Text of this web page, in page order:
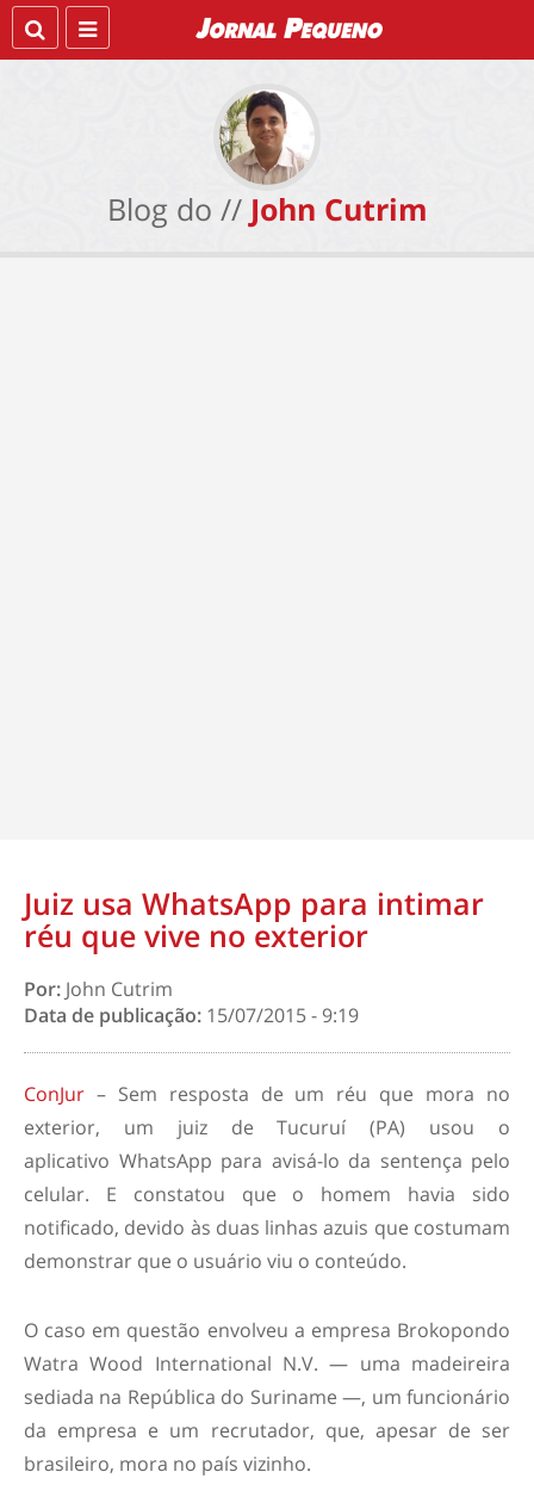
Blog do // John Cutrim
Juiz usa WhatsApp para intimar
réu que vive no exterior
Por: John Cutrim
Data de publicação: 15/07/2015 - 9:19
ConJur – Sem resposta de um réu que mora no
exterior, um juiz de Tucuruí (PA) usou o
aplicativo WhatsApp para avisá-lo da sentença pelo
celular. E constatou que o homem havia sido
notificado, devido às duas linhas azuis que costumam
demonstrar que o usuário viu o conteúdo.
O caso em questão envolveu a empresa Brokopondo
Watra Wood International N.V. — uma madeireira
sediada na República do Suriname —, um funcionário
da empresa e um recrutador, que, apesar de ser
brasileiro, mora no país vizinho.